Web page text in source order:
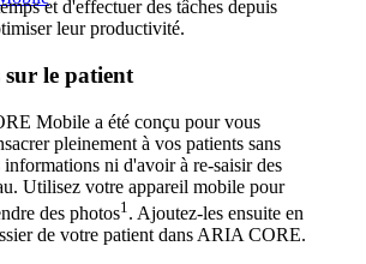
et d'effectuer des tâches depuis
leur productivité.
sur le patient
Mobile a été conçu pour vous
pleinement à vos patients sans
ni d'avoir à re-saisir des
Utilisez votre appareil mobile pour
des photos1 . Ajoutez-les ensuite en
de votre patient dans ARIA CORE.